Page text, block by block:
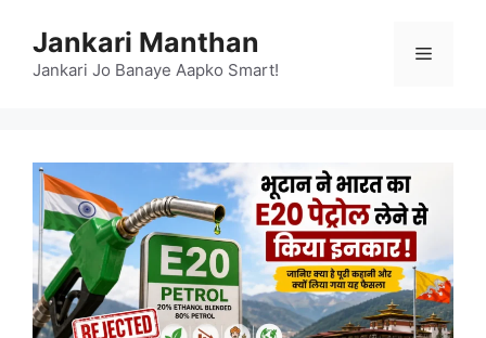
content
Jankari Manthan
Jankari Jo Banaye Aapko Smart!
Menu